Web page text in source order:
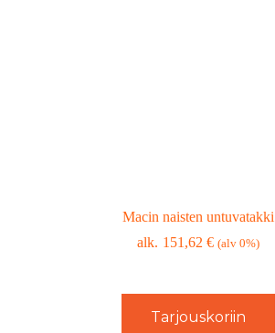
Macin naisten untuvatakki
151,62€ (alv 0%)
Tarjouskoriin